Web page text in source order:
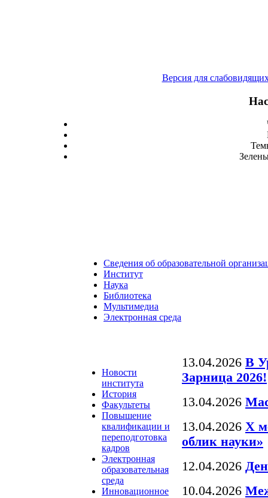
Версия для
Сведения об образовательной
Институт
Наука
Библиотека
Мультимедиа
Электронная среда
Новости
института
История
Факультеты
Повышение
квалификации и
переподготовка
кадров
Электронная
образовательная
среда
Инновационное
13.04.2026 В
Зарница 2026!
13.04.2026
13.04.2026 X
облик науки»
12.04.2026
10.04.2026